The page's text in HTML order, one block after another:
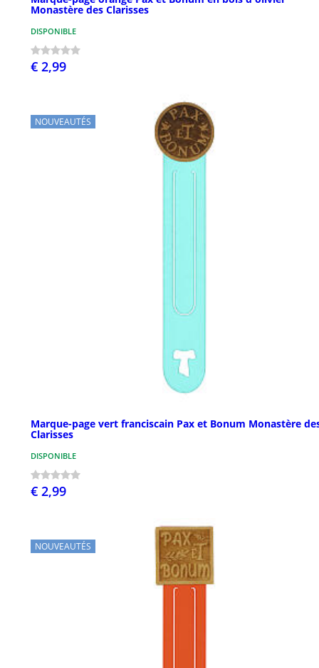
Monastère des Clarisses
DISPONIBLE
€ 2,99
NOUVEAUTÉS
Marque-page vert franciscain Pax et Bonum Monastère
Clarisses
DISPONIBLE
€ 2,99
NOUVEAUTÉS